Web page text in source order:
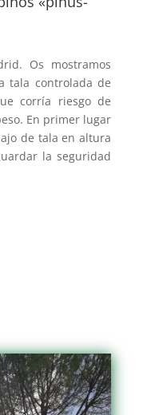
Os mostramos
tala controlada de
corría riesgo de
En primer lugar
de tala en altura
la seguridad